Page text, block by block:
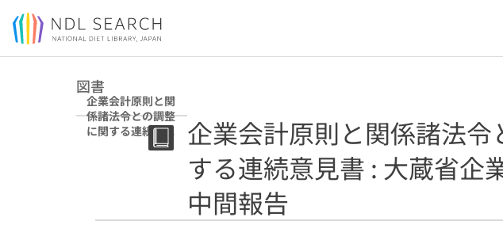
Jump to main content
図書
企業会計原則と関
係諸法令との調整
に関する連続意見
書 : 大蔵省企業会
企業会計原則と関係諸法令
する連続意見書 : 大蔵省企
中間報告